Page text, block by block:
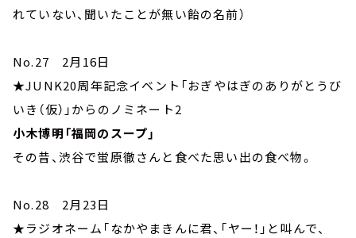
れていない、聞いたことが無い飴の名前）
No.27 2月16日
★JUNK20周年記念イベント「おぎやはぎのありがとうび
いき（仮）」からのノミネート2
小木博明「福岡のスープ」
その昔、渋谷で蛍原徹さんと食べた思い出の食べ物。
No.28 2月23日
★ラジオネーム「なかやまきんに君、「ヤー！」と叫んで、